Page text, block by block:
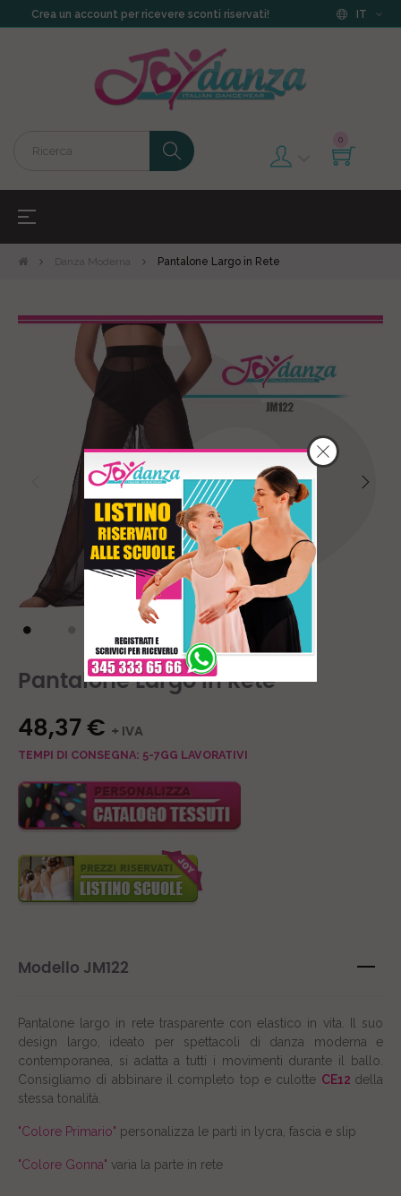
Crea un account per ricevere sconti riservati! IT
0
navigazione
☰
Danza Moderna Pantalone Largo in Rete
Pantalone Largo In Rete
48,37 € + IVA
TEMPI DI CONSEGNA: 5-7GG LAVORATIVI
Modello JM122
Pantalone largo in rete trasparente con elastico in vita. Il suo
design largo, ideato per spettacoli di danza moderna e
contemporanea, si adatta a tutti i movimenti durante il ballo.
Consigliamo di abbinare il completo top e culotte CE12 della
stessa tonalità.
"Colore Primario" personalizza le parti in lycra, fascia e slip
"Colore Gonna" varia la parte in rete